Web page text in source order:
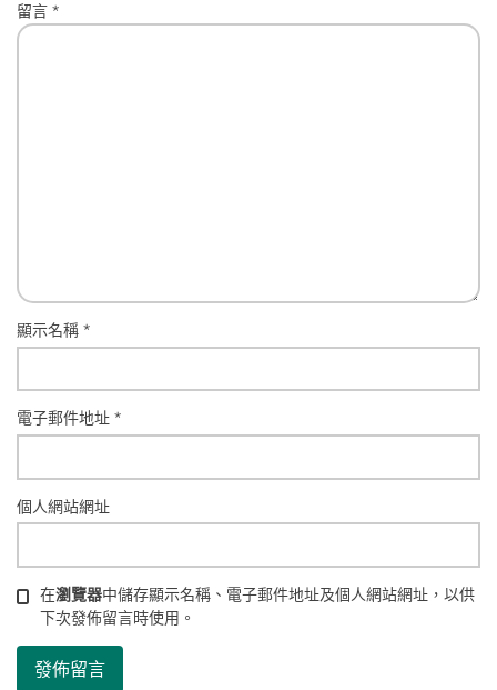
留言*
顯示名稱*
電子郵件地址*
個人網站網址
在瀏覽器中儲存顯示名稱、電子郵件地址及個人網站網址，以供
下次發佈留言時使用。